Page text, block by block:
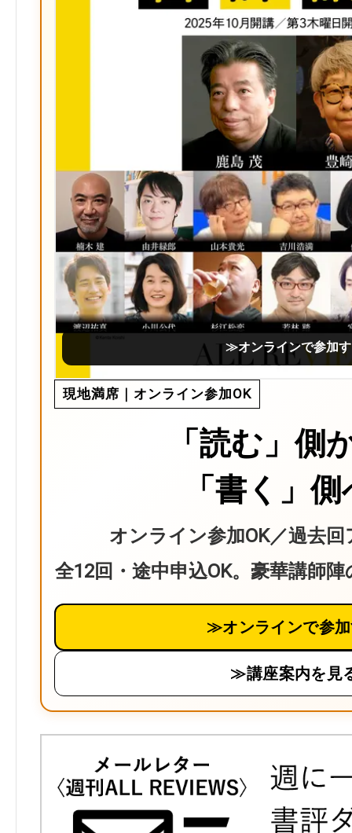
≫オンラインで参加
現地満席｜オンライン参加OK
「読む」側
「書く」
オンライン参加OK／過去
全12回・途中申込OK。豪華講師
≫オンラインで参
≫講座案内を見